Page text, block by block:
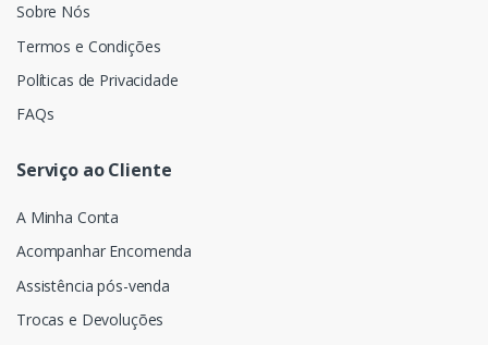
Sobre Nós
Termos e Condições
Políticas de Privacidade
FAQs
Serviço ao Cliente
A Minha Conta
Acompanhar Encomenda
Assistência pós-venda
Trocas e Devoluções